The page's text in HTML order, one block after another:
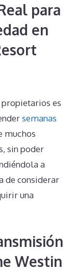
para
en
es
semanas
muchos
sin poder
a
de considerar
una
Westin